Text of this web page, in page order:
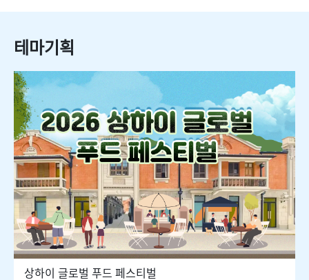
테마기획
상하이 글로벌 푸드 페스티벌